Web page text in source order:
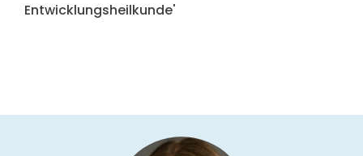
Entwicklungsheilkunde'